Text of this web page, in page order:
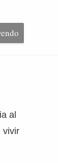
al
vivir